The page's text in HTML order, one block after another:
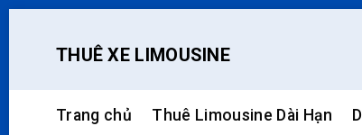
Skip
THUÊ XE LIMOUSINE
Trang chủ Thuê Limousine Dài Hạn